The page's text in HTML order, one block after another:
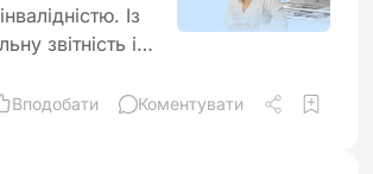
Із
звітність і
Вподобати Коментувати